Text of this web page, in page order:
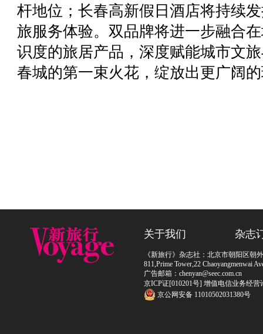
杆地位；长春高新假日酒店将持续
旅服务体验。双品牌将进一步融合
识度的旅居产品，深度赋能城市文
春城的第一束火花，绽放出更广阔
关于我们 杂志
《新旅行》杂志社：北京市朝阳区朝
811,Prime Tower,22 Chaoyangmenwai
广告邮箱：chenyan@seec.com.cn
京ICP证[010201号] 增值电信业务经
京公网安备 11010502031380号